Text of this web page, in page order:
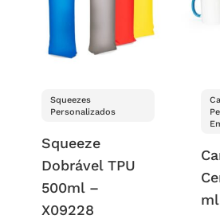
Squeezes
Personalizados
Squeeze
Dobrável TPU
500ml –
X09228